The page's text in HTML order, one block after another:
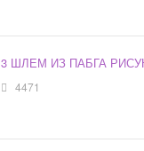
3 ШЛЕМ ИЗ ПАБГА
4471